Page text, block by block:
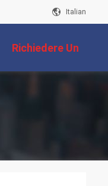
Italian
Richiedere Un
Preventivo